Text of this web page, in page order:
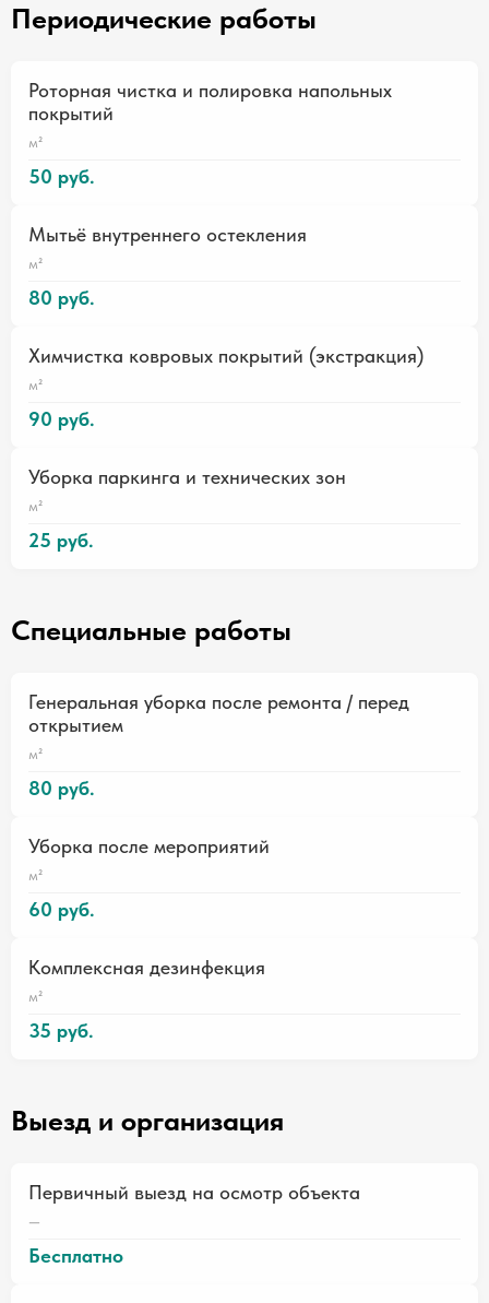
Периодические работы
Роторная чистка и полировка напольных
покрытий
м²
50 руб.
Мытьё внутреннего остекления
м²
80 руб.
Химчистка ковровых покрытий (экстракция)
м²
90 руб.
Уборка паркинга и технических зон
м²
25 руб.
Специальные работы
Генеральная уборка после ремонта / перед
открытием
м²
80 руб.
Уборка после мероприятий
м²
60 руб.
Комплексная дезинфекция
м²
35 руб.
Выезд и организация
Первичный выезд на осмотр объекта
—
Бесплатно